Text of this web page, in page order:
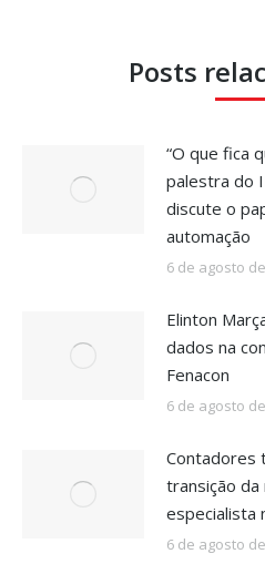
Posts
“O que fica
palestra do
discute o
automação
6 de agosto
Elinton
dados na
Fenacon
6 de agosto
Contadores
transição
especialista
6 de agosto